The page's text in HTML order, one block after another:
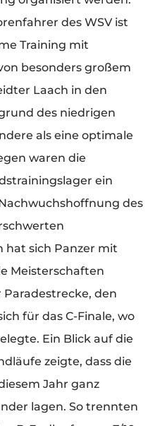
des WSV ist
Training mit
besonders großem
Laach in den
des niedrigen
als eine optimale
waren die
ein
des
hat sich Panzer mit
Meisterschaften
den
für das C-Finale, wo
Ein Blick auf die
zeigte, dass die
Jahr ganz
lagen. So trennten